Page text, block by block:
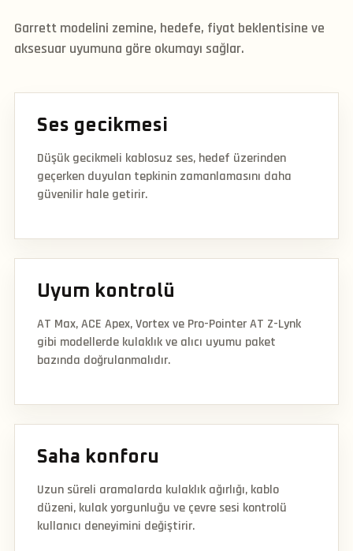
Garrett modelini zemine, hedefe, fiyat beklentisine ve
aksesuar uyumuna göre okumayı sağlar.
Ses gecikmesi
Düşük gecikmeli kablosuz ses, hedef üzerinden
geçerken duyulan tepkinin zamanlamasını daha
güvenilir hale getirir.
Uyum kontrolü
AT Max, ACE Apex, Vortex ve Pro-Pointer AT Z-Lynk
gibi modellerde kulaklık ve alıcı uyumu paket
bazında doğrulanmalıdır.
Saha konforu
Uzun süreli aramalarda kulaklık ağırlığı, kablo
düzeni, kulak yorgunluğu ve çevre sesi kontrolü
kullanıcı deneyimini değiştirir.